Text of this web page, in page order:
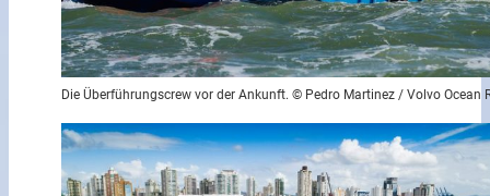
Die Überführungscrew vor der Ankunft. © Pedro Martinez / Volvo Ocean